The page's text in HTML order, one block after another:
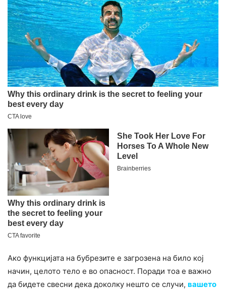
Ако функцијата на бубрезите е загрозена на било кој
начин, целото тело е во опасност. Поради тоа е важно
да бидете свесни дека доколку нешто се случи, вашето